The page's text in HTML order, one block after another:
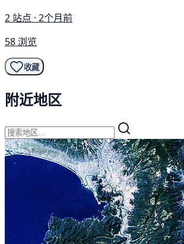
2 站点 · 2个月前
58 浏览
收藏
附近地区